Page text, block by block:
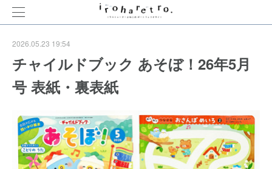
2026.05.23 19:54
チャイルドブック あそぼ！26年5月
号 表紙・裏表紙